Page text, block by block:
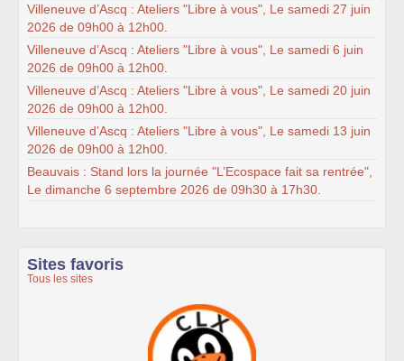
Villeneuve d’Ascq : Ateliers "Libre à vous", Le samedi 27 juin
2026 de 09h00 à 12h00.
Villeneuve d’Ascq : Ateliers "Libre à vous", Le samedi 6 juin
2026 de 09h00 à 12h00.
Villeneuve d’Ascq : Ateliers "Libre à vous", Le samedi 20 juin
2026 de 09h00 à 12h00.
Villeneuve d’Ascq : Ateliers "Libre à vous", Le samedi 13 juin
2026 de 09h00 à 12h00.
Beauvais : Stand lors la journée "L’Ecospace fait sa rentrée",
Le dimanche 6 septembre 2026 de 09h30 à 17h30.
Sites favoris
Tous les sites